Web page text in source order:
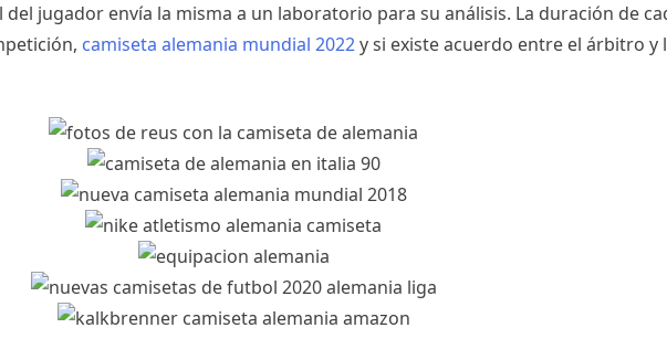
jugador envía la misma a un laboratorio para su análisis. La duración de
camiseta alemania mundial 2022y si existe acuerdo entre el árbitro y